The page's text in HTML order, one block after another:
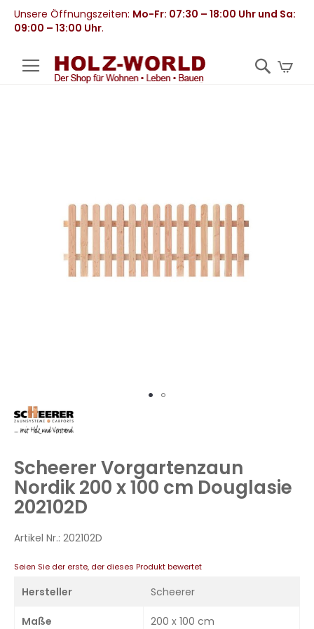
Unsere Öffnungszeiten: Mo-Fr: 07:30 – 18:00 Uhr und Sa:
09:00 – 13:00 Uhr.
Zum
Anfang
springen
Scheerer Vorgartenzaun
Nordik 200 x 100 cm Douglasie
202102D
Artikel Nr.: 202102D
Seien Sie der erste, der dieses Produkt bewertet
Hersteller Scheerer
Maße 200 x 100 cm